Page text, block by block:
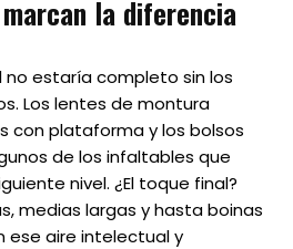
la diferencia
no estaría completo sin los
Los lentes de montura
con plataforma y los bolsos
de los infaltables que
nivel. ¿El toque final?
medias largas y hasta boinas
ese aire intelectual y